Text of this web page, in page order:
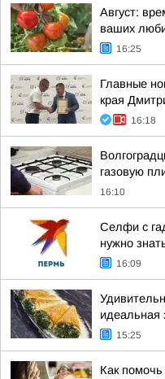
Август:
ваших
16:25
Главные
края
16:18
газовую
16:10
Селфи с
нужно
16:09
идеальная
15:25
Как